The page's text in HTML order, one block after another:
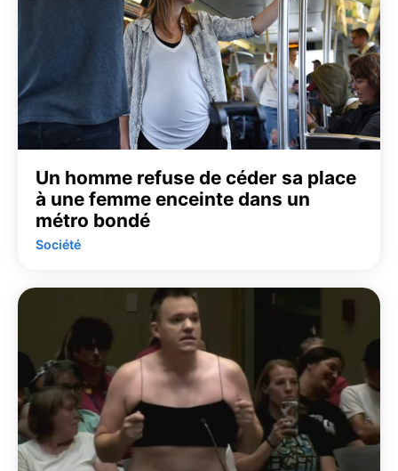
Un homme refuse de céder sa place
à une femme enceinte dans un
métro bondé
Société